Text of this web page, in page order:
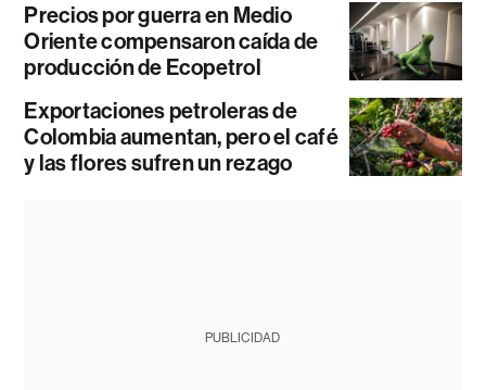
Precios por guerra en Medio
Oriente compensaron caída de
producción de Ecopetrol
Exportaciones petroleras de
Colombia aumentan, pero el café
y las flores sufren un rezago
PUBLICIDAD